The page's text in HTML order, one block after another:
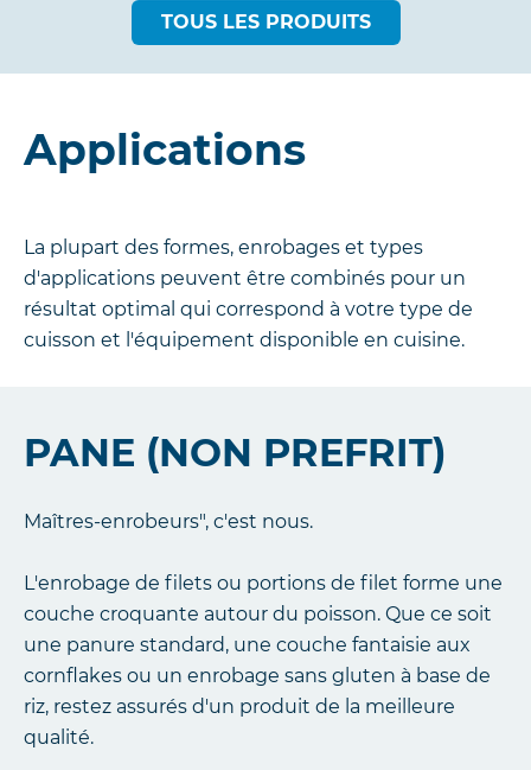
TOUS LES PRODUITS
Applications
La plupart des formes, enrobages et types
d'applications peuvent être combinés pour un
résultat optimal qui correspond à votre type de
cuisson et l'équipement disponible en cuisine.
PANE (NON PREFRIT)
Maîtres-enrobeurs", c'est nous.
L'enrobage de filets ou portions de filet forme une
couche croquante autour du poisson. Que ce soit
une panure standard, une couche fantaisie aux
cornflakes ou un enrobage sans gluten à base de
riz, restez assurés d'un produit de la meilleure
qualité.